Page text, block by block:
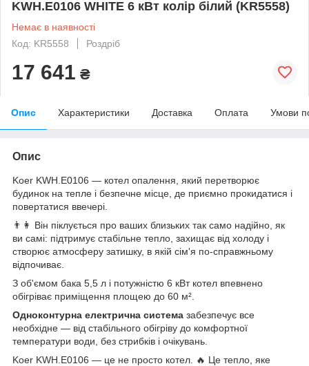
KWH.E0106 WHITE 6 кВт колір білий (KR5558)
Немає в наявності
Код: KR5558
Роздріб
17 641 ₴
Опис Характеристики Доставка Оплата Умови
Опис
Koer KWH.E0106 — котел опалення, який перетворює
будинок на тепле і безпечне місце, де приємно прокидатися і
повертатися ввечері.
👨👩 Він піклується про ваших близьких так само надійно, як
ви самі: підтримує стабільне тепло, захищає від холоду і
створює атмосферу затишку, в якій сім'я по-справжньому
відпочиває.
З об'ємом бака 5,5 л і потужністю 6 кВт котел впевнено
обігріває приміщення площею до 60 м².
Одноконтурна електрична система забезпечує все
необхідне — від стабільного обігріву до комфортної
температури води, без стрибків і очікувань.
Koer KWH.E0106 — це не просто котел. 🔥 Це тепло, яке